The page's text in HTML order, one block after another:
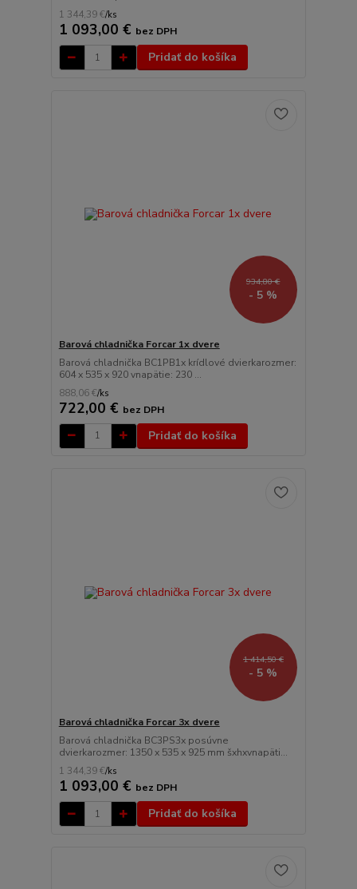
1 344,39 €/ks
1 093,00 € bez DPH
Pridať do košíka
934,80 €
- 5 %
Barová chladnička Forcar 1x dvere
Barová chladnička BC1PB1x krídlové dvierkarozmer:
604 x 535 x 920 vnapätie: 230 ...
888,06 €/ks
722,00 € bez DPH
Pridať do košíka
1 414,50 €
- 5 %
Barová chladnička Forcar 3x dvere
Barová chladnička BC3PS3x posúvne
dvierkarozmer: 1350 x 535 x 925 mm šxhxvnapäti...
1 344,39 €/ks
1 093,00 € bez DPH
Pridať do košíka